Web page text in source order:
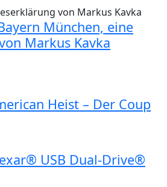
München, eine
Markus Kavka
Heist – Der Coup
USB Dual-Drive®